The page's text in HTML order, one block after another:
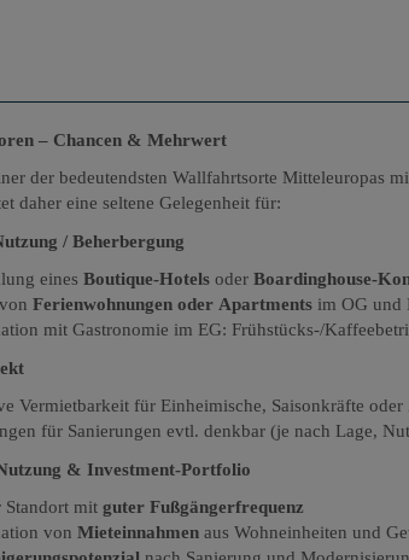
– Chancen & Mehrwert
der bedeutendsten Wallfahrtsorte Mitteleuropas
daher eine seltene Gelegenheit für:
/ Beherbergung
eines Boutique-Hotels oder Boardinghouse-
Ferienwohnungen oder Apartments im OG und
mit Gastronomie im EG: Frühstücks-/
Vermietbarkeit für Einheimische, Saisonkräfte oder
für Sanierungen evtl. denkbar (je nach Lage,
& Investment-Portfolio
Standort mit guter Fußgängerfrequenz
von Mieteinnahmen aus Wohneinheiten und